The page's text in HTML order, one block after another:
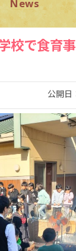
News
校で食育
公開日